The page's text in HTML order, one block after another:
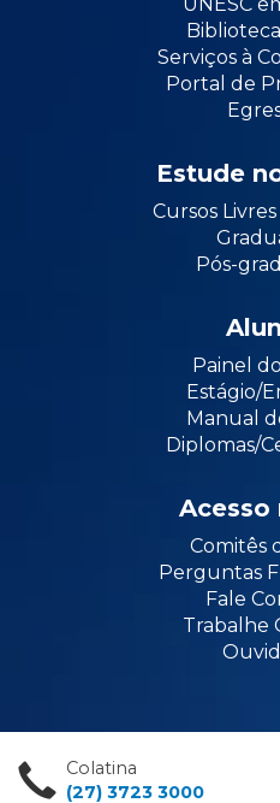
Serviços à
Portal de
Estude
Cursos
Pós-
Painel
Estágio/
Manual
Diplomas/
Acesso
Comitês
Perguntas
Fale
Trabalhe
Colatina
(27) 3723 3000